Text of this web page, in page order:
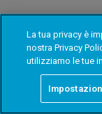
La tua privacy è
nostra Privacy
utilizziamo le tue